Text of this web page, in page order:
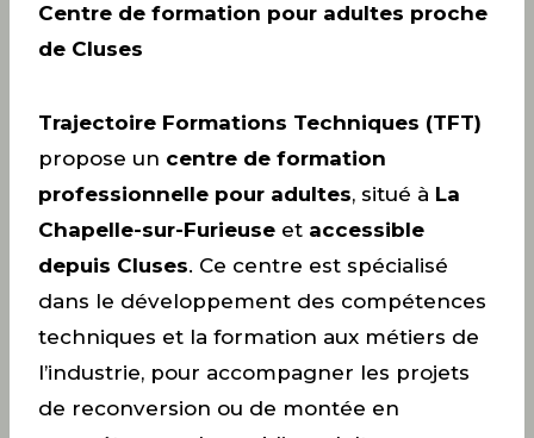
Centre de formation pour adultes proche
de Cluses
Trajectoire Formations Techniques (TFT)
propose un centre de formation
professionnelle pour adultes, situé à La
Chapelle-sur-Furieuse et accessible
depuis Cluses. Ce centre est spécialisé
dans le développement des compétences
techniques et la formation aux métiers de
l’industrie, pour accompagner les projets
de reconversion ou de montée en